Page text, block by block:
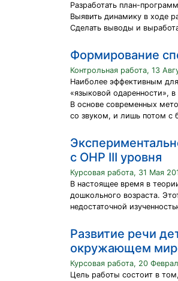
Разработать план-
Выявить динамику в ходе
Сделать выводы и
Формирование
Контрольная работа, 13
Наиболее эффективным
«языковой одаренности»,
В основе современных
со звуком, и лишь потом с
с ОНР III уровня
Курсовая работа, 31 Мая
В настоящее время в
дошкольного возраста.
недостаточной
Развитие речи
окружающем
Курсовая работа, 20
Цель работы состоит в